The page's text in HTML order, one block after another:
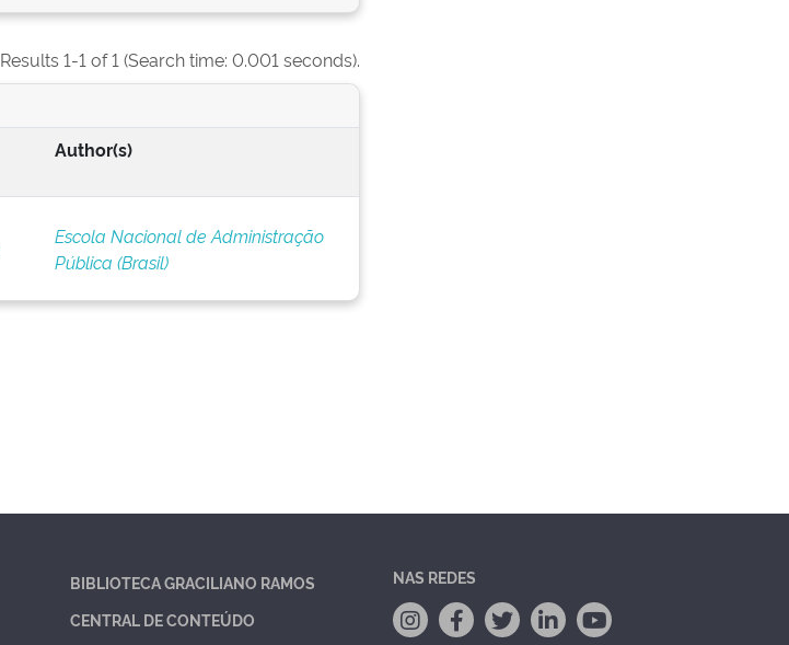
Results 1-1 of 1 (Search time: 0.001 seconds).
Author(s)
Escola Nacional de Administração
Pública (Brasil)
BIBLIOTECA GRACILIANO RAMOS
CENTRAL DE CONTEÚDO
NAS REDES